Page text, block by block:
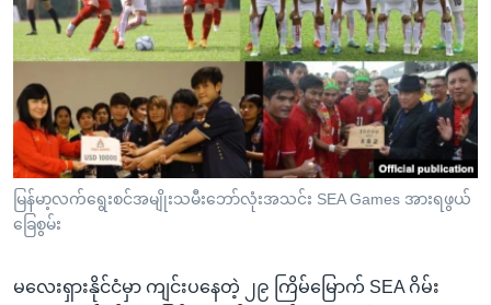
ပင်မ
အ
ညွန်း
စာမျက်နှာ
ကျော်
ကြည့်
ရန်
ရန်
ရုပ်ရှင်ထဲက အင်္ဂလိပ်စာ
သုတပဒေသာ အင်္ဂလိပ်စာ
တီဗွီ
ရေဒီယို/တီဗွီအစီအစဉ်
Learning English
ဗွီအိုအေ လူမှုကွန်ယက်များ
မြန်မာ့လက်ရွေးစင်အမျိုးသမီးဘော်လုံးအသင်း SEA Games အားရဖွယ်
ခြေစွမ်း
မလေးရှားနိုင်ငံမှာ ကျင်းပနေတဲ့ ၂၉ ကြိမ်မြောက် SEA ဂိမ်း